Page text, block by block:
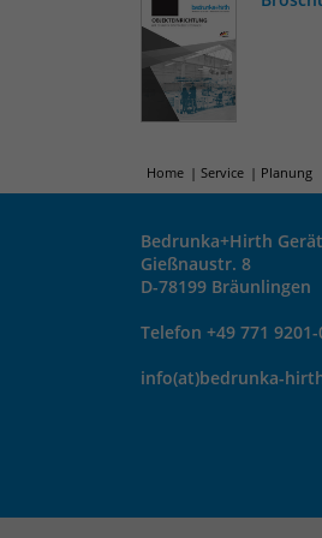
Home Service Planung
Bedrunka+Hirth
Gießnaustr. 8
D-78199 Bräunlingen
Telefon +49 771 9201-
info(at)bedrunka-